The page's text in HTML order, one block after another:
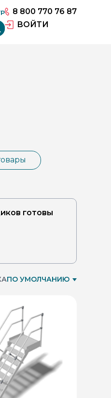
8 800 770 76 87
ВОЙТИ
готовы
ПО УМОЛЧАНИЮ